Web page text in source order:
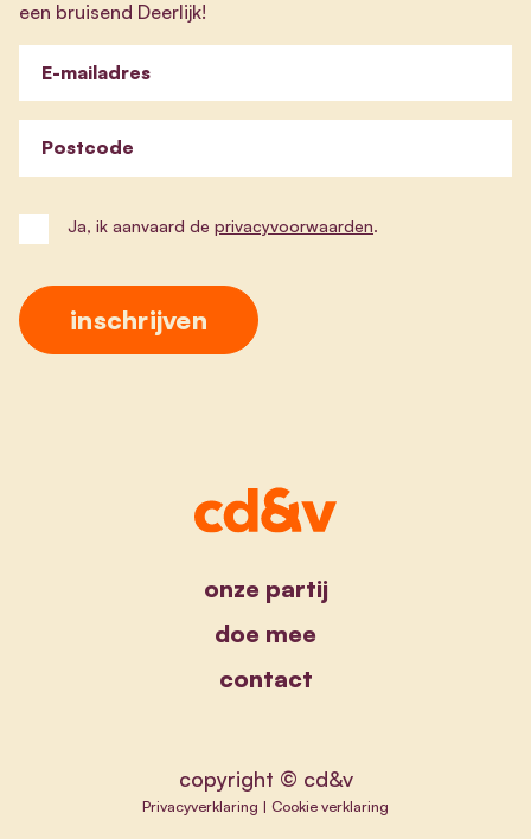
een bruisend Deerlijk!
E-mailadres
Postcode
Ja, ik aanvaard de privacyvoorwaarden.
onze partij
doe mee
contact
copyright © cd&v
Privacyverklaring | Cookie verklaring